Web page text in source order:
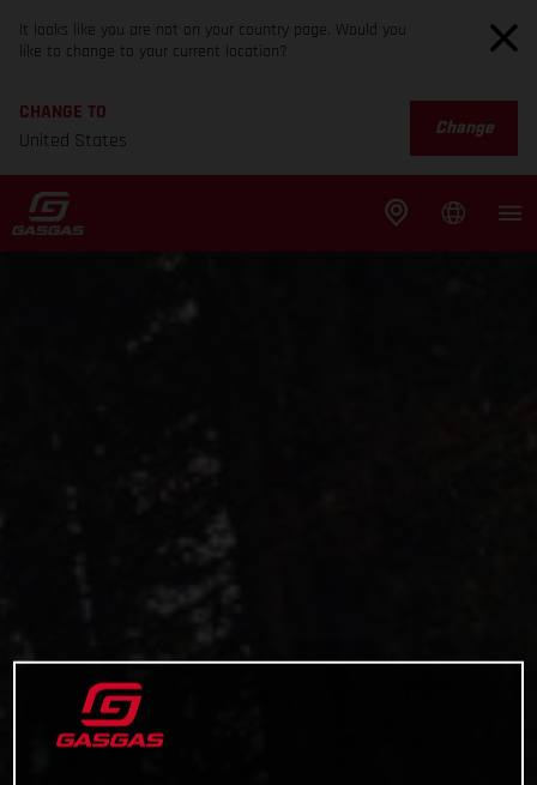
It looks like you are not on your country page. Would you
like to change to your current location?
CHANGE TO
United States
Change